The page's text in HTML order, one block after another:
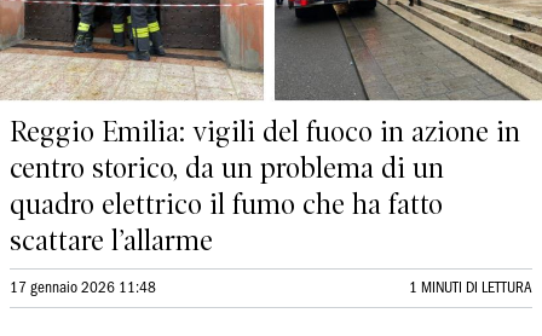
Reggio Emilia: vigili del fuoco in azione in
centro storico, da un problema di un
quadro elettrico il fumo che ha fatto
scattare l’allarme
17 gennaio 2026 11:48 1 MINUTI DI LETTURA